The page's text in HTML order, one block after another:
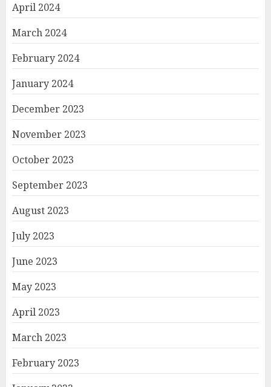
April 2024
March 2024
February 2024
January 2024
December 2023
November 2023
October 2023
September 2023
August 2023
July 2023
June 2023
May 2023
April 2023
March 2023
February 2023